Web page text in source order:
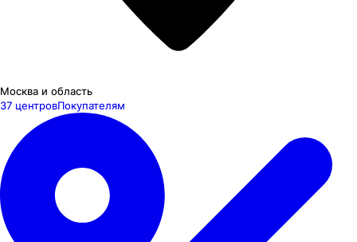
Москва и область
37 центровПокупателям